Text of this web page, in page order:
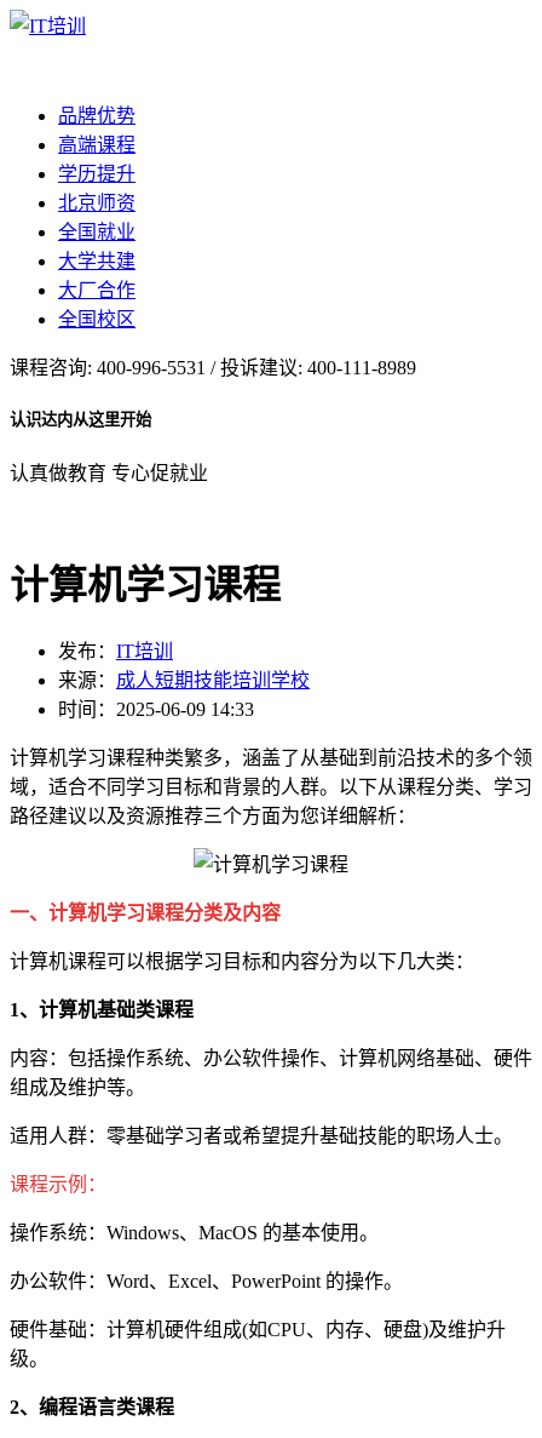
品牌优势
高端课程
学历提升
北京师资
全国就业
大学共建
大厂合作
全国校区
课程咨询: 400-996-5531 / 投诉建议: 400-111-8989
认识达内从这里开始
认真做教育 专心促就业
计算机学习课程
发布： IT培训
来源： 成人短期技能培训学校
时间：2025-06-09 14:33
计算机学习课程种类繁多，涵盖了从基础到前沿技术的多个领
域，适合不同学习目标和背景的人群。以下从课程分类、学习
路径建议以及资源推荐三个方面为您详细解析：
一、计算机学习课程分类及内容
计算机课程可以根据学习目标和内容分为以下几大类：
1、计算机基础类课程
内容：包括操作系统、办公软件操作、计算机网络基础、硬件
组成及维护等。
适用人群：零基础学习者或希望提升基础技能的职场人士。
课程示例：
操作系统：Windows、MacOS 的基本使用。
办公软件：Word、Excel、PowerPoint 的操作。
硬件基础：计算机硬件组成(如CPU、内存、硬盘)及维护升
级。
2、编程语言类课程